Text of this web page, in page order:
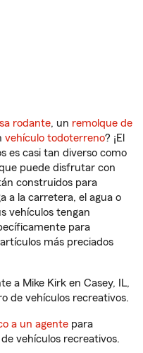
rodante, un remolque de
vehículo todoterreno? ¡El
es casi tan diverso como
puede disfrutar con
construidos para
a la carretera, el agua o
vehículos tengan
para
más preciados
a Mike Kirk en Casey, IL,
de vehículos recreativos.
a un agente para
vehículos recreativos.